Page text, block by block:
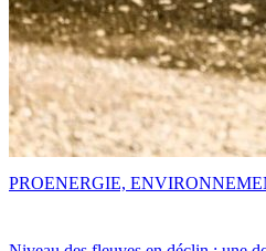
PROENERGIE,